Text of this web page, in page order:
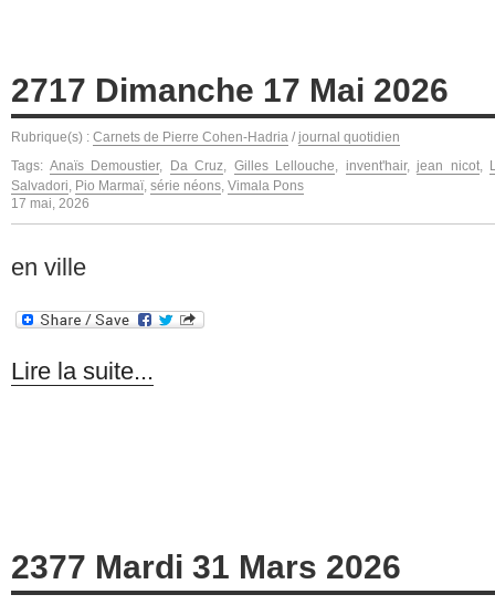
2717 Dimanche 17 Mai 2026
Rubrique(s) : Carnets de Pierre Cohen-Hadria / journal quotidien
Tags: Anaïs Demoustier, Da Cruz Gilles Lellouche invent'hair, jean nicot,
Salvadori Pio Marmaï, série néons Vimala Pons
17 mai, 2026
en ville
Lire la suite...
2377 Mardi 31 Mars 2026